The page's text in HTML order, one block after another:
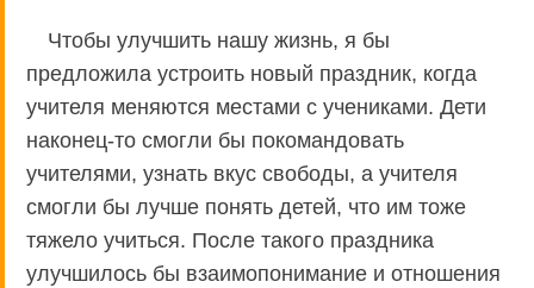
Чтобы улучшить нашу жизнь, я бы
предложила устроить новый праздник, когда
учителя меняются местами с учениками. Дети
наконец-то смогли бы покомандовать
учителями, узнать вкус свободы, а учителя
смогли бы лучше понять детей, что им тоже
тяжело учиться. После такого праздника
улучшилось бы взаимопонимание и отношения